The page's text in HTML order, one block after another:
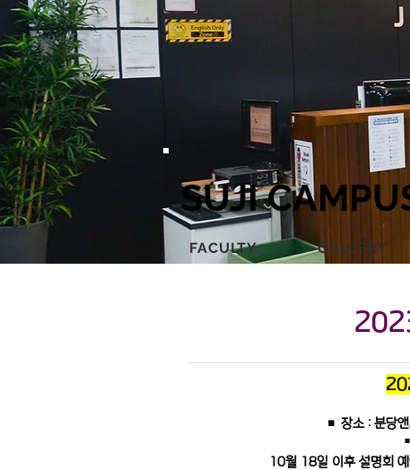
SUJI
FACULTY GALLERY
■ 장소 : 분당
10월 18일 이후 설명회